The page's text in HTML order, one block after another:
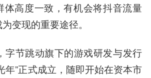
体高度一致，有机会将抖音流量
变现的重要途径。
字节跳动旗下的游戏研发与发行
年”正式成立，随即开始在资本市